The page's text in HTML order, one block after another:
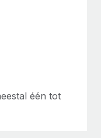
één tot